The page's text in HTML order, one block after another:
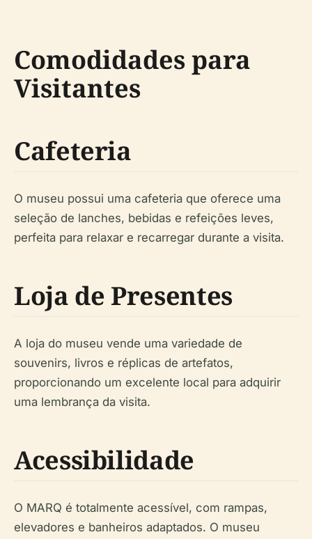
Comodidades para
Visitantes
Cafeteria
O museu possui uma cafeteria que oferece uma
seleção de lanches, bebidas e refeições leves,
perfeita para relaxar e recarregar durante a visita.
Loja de Presentes
A loja do museu vende uma variedade de
souvenirs, livros e réplicas de artefatos,
proporcionando um excelente local para adquirir
uma lembrança da visita.
Acessibilidade
O MARQ é totalmente acessível, com rampas,
elevadores e banheiros adaptados. O museu